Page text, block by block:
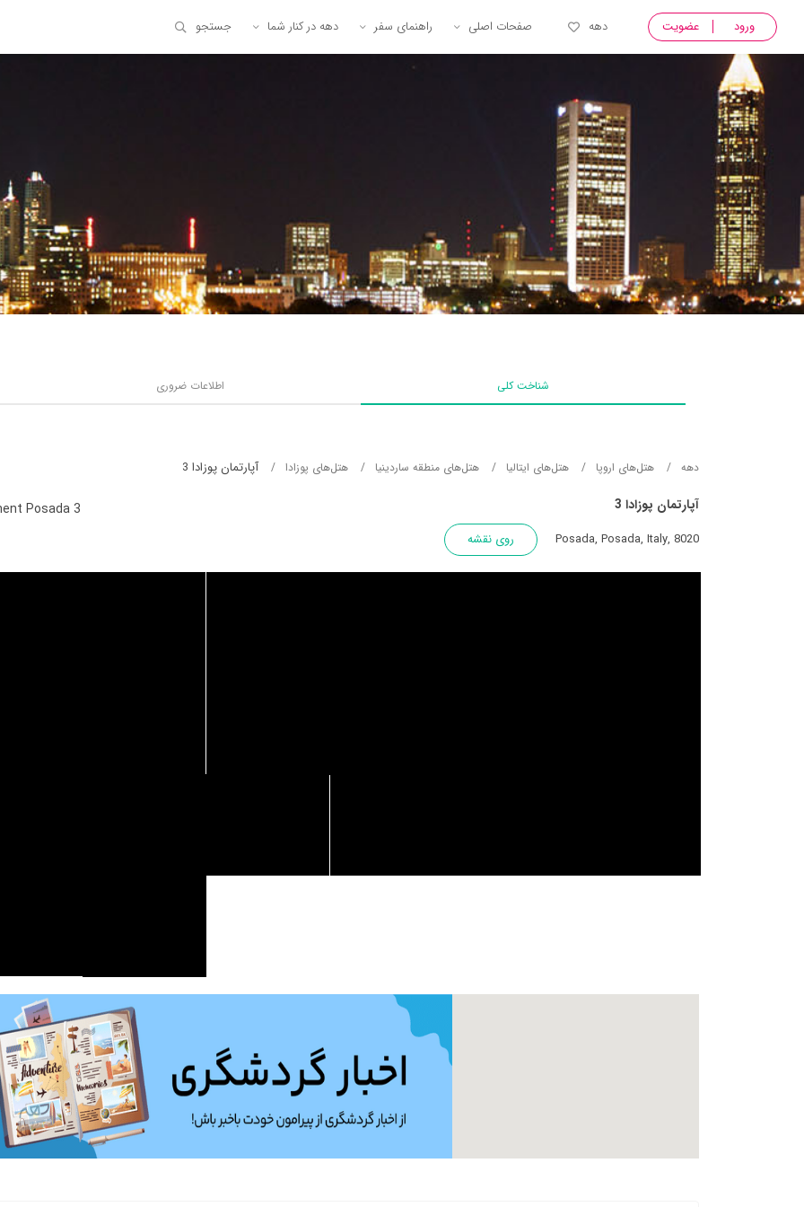
ورود عضویت دهه صفحات اصلی راهنمای سفر دهه در کنار شما جستجو
شناخت کلی اطلاعات ضروری
دهه هتل‌های اروپا هتل‌های ایتالیا هتل‌های منطقه ساردینیا هتل‌های پوزادا آپارتمان پوزادا 3
آپارتمان پوزادا 3 Posada 3
Posada, Posada, Italy, 8020 روی نقشه